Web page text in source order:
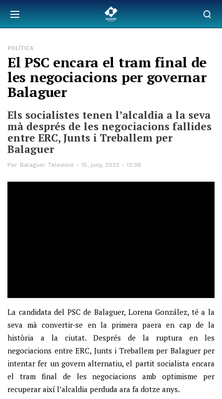
POLÍTICA
El PSC encara el tram final de
les negociacions per governar
Balaguer
Els socialistes tenen l’alcaldia a la seva
mà després de les negociacions fallides
entre ERC, Junts i Treballem per
Balaguer
Per Balaguer Televisió 15, juny, 2023 - 12:38
La candidata del PSC de Balaguer, Lorena González, té a la
seva mà convertir-se en la primera paera en cap de la
història a la ciutat. Després de la ruptura en les
negociacions entre ERC, Junts i Treballem per Balaguer per
intentar fer un govern alternatiu, el partit socialista encara
el tram final de les negociacions amb optimisme per
recuperar així l’alcaldia perduda ara fa dotze anys.